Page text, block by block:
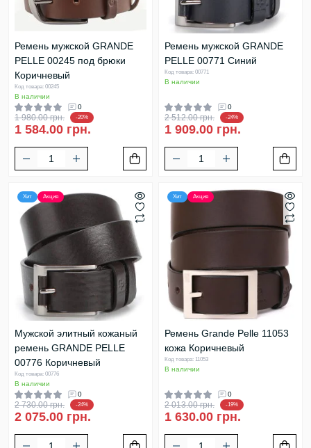
Ремень мужской GRANDE
PELLE 00245 под брюки
Коричневый
Код товара: 00245
В наличии
0
1 980.00 грн. -20%
1 584.00 грн.
Ремень мужской GRANDE
PELLE 00771 Синий
Код товара: 00771
В наличии
0
2 512.00 грн. -24%
1 909.00 грн.
Хит Акция
Мужской элитный кожаный
ремень GRANDE PELLE
00776 Коричневый
Код товара: 00776
В наличии
0
2 730.00 грн. -24%
2 075.00 грн.
Хит Акция
Ремень Grande Pelle 11053
кожа Коричневый
Код товара: 11053
В наличии
0
2 013.00 грн. -19%
1 630.00 грн.